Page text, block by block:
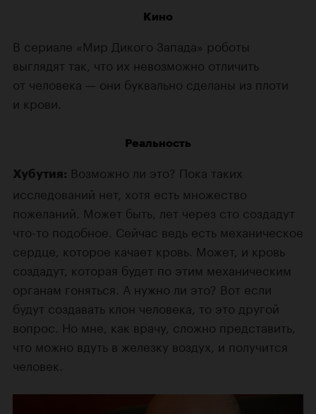
Кино
В сериале «Мир Дикого Запада» роботы
выглядят так, что их невозможно отличить
от человека — они буквально сделаны из плоти
и крови.
Реальность
Хубутия: Возможно ли это? Пока таких
исследований нет, хотя есть множество
пожеланий. Может быть, лет через сто создадут
что-то подобное. Сейчас ведь есть механическое
сердце, которое качает кровь. Может, и кровь
создадут, которая будет по этим механическим
органам гоняться. А нужно ли это? Вот если
будут создавать клон человека, то это другой
вопрос. Но мне, как врачу, сложно представить,
что можно вдуть в железку воздух, и получится
человек.